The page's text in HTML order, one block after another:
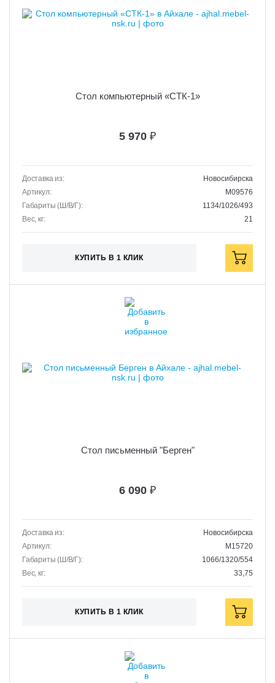
Стол компьютерный «СТК-1»
5 970 ₽
Доставка из:
Новосибирска
Артикул:
M09576
Габариты (Ш/В/Г):
1134/1026/493
Вес, кг:
21
КУПИТЬ В 1 КЛИК
Стол письменный "Берген"
6 090 ₽
Доставка из:
Новосибирска
Артикул:
M15720
Габариты (Ш/В/Г):
1066/1320/554
Вес, кг:
33,75
КУПИТЬ В 1 КЛИК